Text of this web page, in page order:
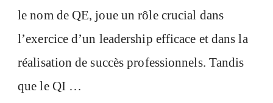
le nom de QE, joue un rôle crucial dans
l’exercice d’un leadership efficace et dans la
réalisation de succès professionnels. Tandis
que le QI …